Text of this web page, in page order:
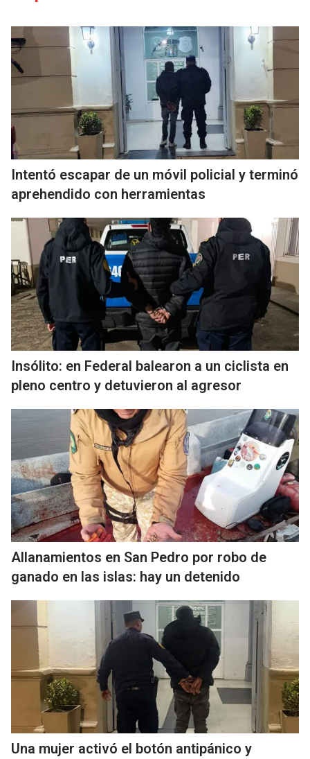
Intentó escapar de un móvil policial y terminó
aprehendido con herramientas
Insólito: en Federal balearon a un ciclista en
pleno centro y detuvieron al agresor
Allanamientos en San Pedro por robo de
ganado en las islas: hay un detenido
Una mujer activó el botón antipánico y